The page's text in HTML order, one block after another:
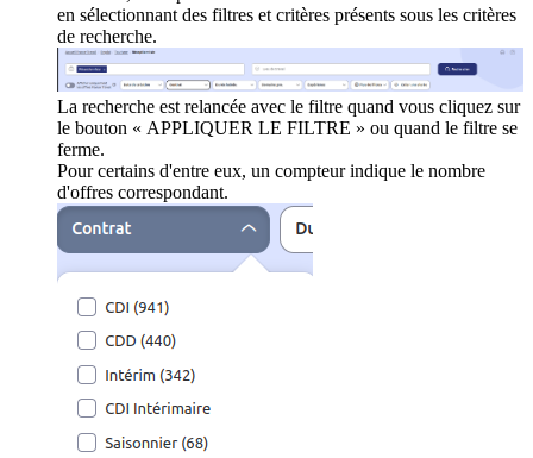
en sélectionnant des filtres et critères présents sous les critères
de recherche.
La recherche est relancée avec le filtre quand vous cliquez sur
le bouton « APPLIQUER LE FILTRE » ou quand le filtre se
ferme.
Pour certains d'entre eux, un compteur indique le nombre
d'offres correspondant.